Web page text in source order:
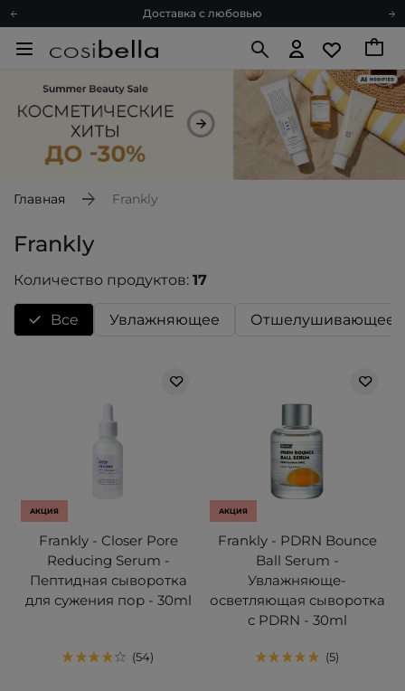
Доставка с любовью
Подарочные карты
Спроси косметолога
Познакомимся?
Доставка с любовью
Главная Frankly
Frankly
Количество продуктов: 17
Bce Увлажняющее Отшелушивающее
АКЦИЯ
Frankly - Closer Pore
Reducing Serum -
Пептидная сыворотка
для сужения пор - 30ml
54
АКЦИЯ
Frankly - PDRN Bounce
Ball Serum -
Увлажняюще-
осветляющая сыворотка
с PDRN - 30ml
5